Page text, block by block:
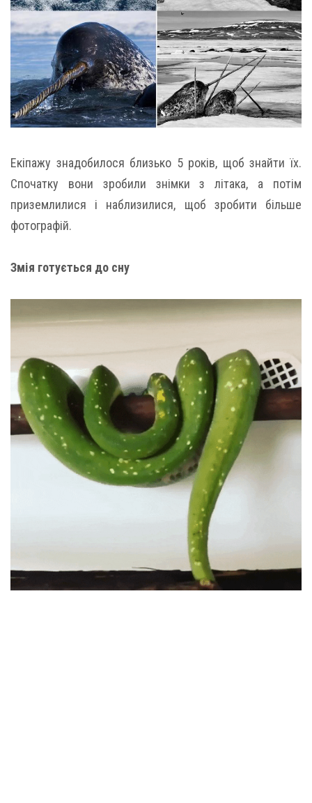
Екіпажу знадобилося близько 5 років, щоб знайти їх.
Спочатку вони зробили знімки з літака, а потім
приземлилися і наблизилися, щоб зробити більше
фотографій.
Змія готується до сну